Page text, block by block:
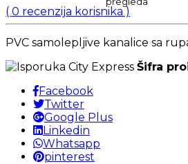
( 0 recenzija korisnika )
PVC samolepljive kanalice sa
Šifra
Facebook
Twitter
Google Plus
Linkedin
Whatsapp
pinterest